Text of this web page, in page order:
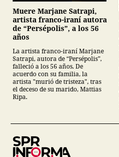
Muere Marjane Satrapi,
artista franco-iraní autora
de “Persépolis”, a los 56
años
La artista franco-iraní Marjane
Satrapi, autora de “Persépolis”,
falleció a los 56 años. De
acuerdo con su familia, la
artista "murió de tristeza", tras
el deceso de su marido, Mattias
Ripa.